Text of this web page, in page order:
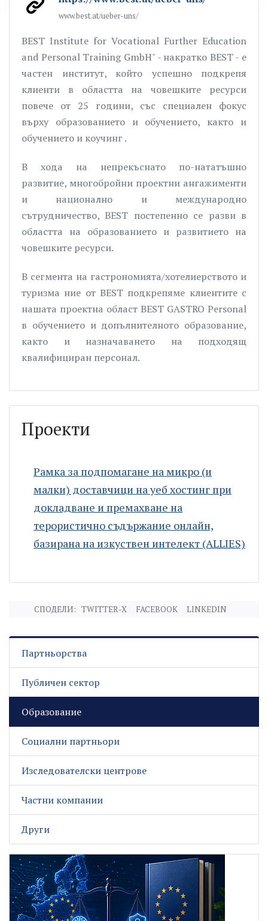
www.best.at/ueber-uns/
BEST Institute for Vocational Further Education
and Personal Training GmbH" - накратко BEST - е
частен институт, който успешно подкрепя
клиенти в областта на човешките ресурси
повече от 25 години, със специален фокус
върху образованието и обучението, както и
обучението и коучинг .
В хода на непрекъснато по-нататъшно
развитие, многобройни проектни ангажименти
и национално и международно
сътрудничество, BEST постепенно се разви в
областта на образованието и развитието на
човешките ресурси.
В сегмента на гастрономията/хотелиерството и
туризма ние от BEST подкрепяме клиентите с
нашата проектна област BEST GASTRO Personal
в обучението и допълнителното образование,
както и назначаването на подходящ
квалифициран персонал.
Проекти
Рамка за подпомагане на микро (и
малки) доставчици на уеб хостинг при
докладване и премахване на
терористично съдържание онлайн,
базирана на изкуствен интелект (ALLIES)
СПОДЕЛИ: TWITTER-X FACEBOOK LINKEDIN
Партньорства
Публичен сектор
Образование
Социални партньори
Изследователски центрове
Частни компании
Други